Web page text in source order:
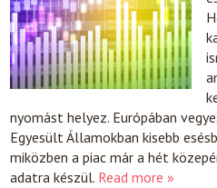
nyomást helyez. Európában
Egyesült Államokban kisebb
miközben a piac már a hét
adatra készül. Read more »